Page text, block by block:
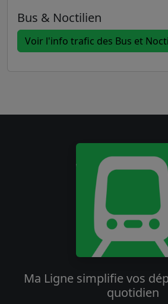
Bus & Noctilien
Voir l'info trafic des Bus et
Ma Ligne simplifie vos
quotidien